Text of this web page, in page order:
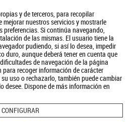
y de terceros, para recopilar
nuestros servicios y mostrarle
Si continúa navegando,
de las mismas. El usuario tiene la
pudiendo, si así lo desea, impedir
duro, aunque deberá tener en cuenta que
de navegación de la página
recoger información de carácter
uso o rechazarlo, también puede cambiar
desee. Dispone de más información en
CONFIGURAR
Turismo Política de Privacidad Aviso Legal
Política de Cookies
BUSCAR